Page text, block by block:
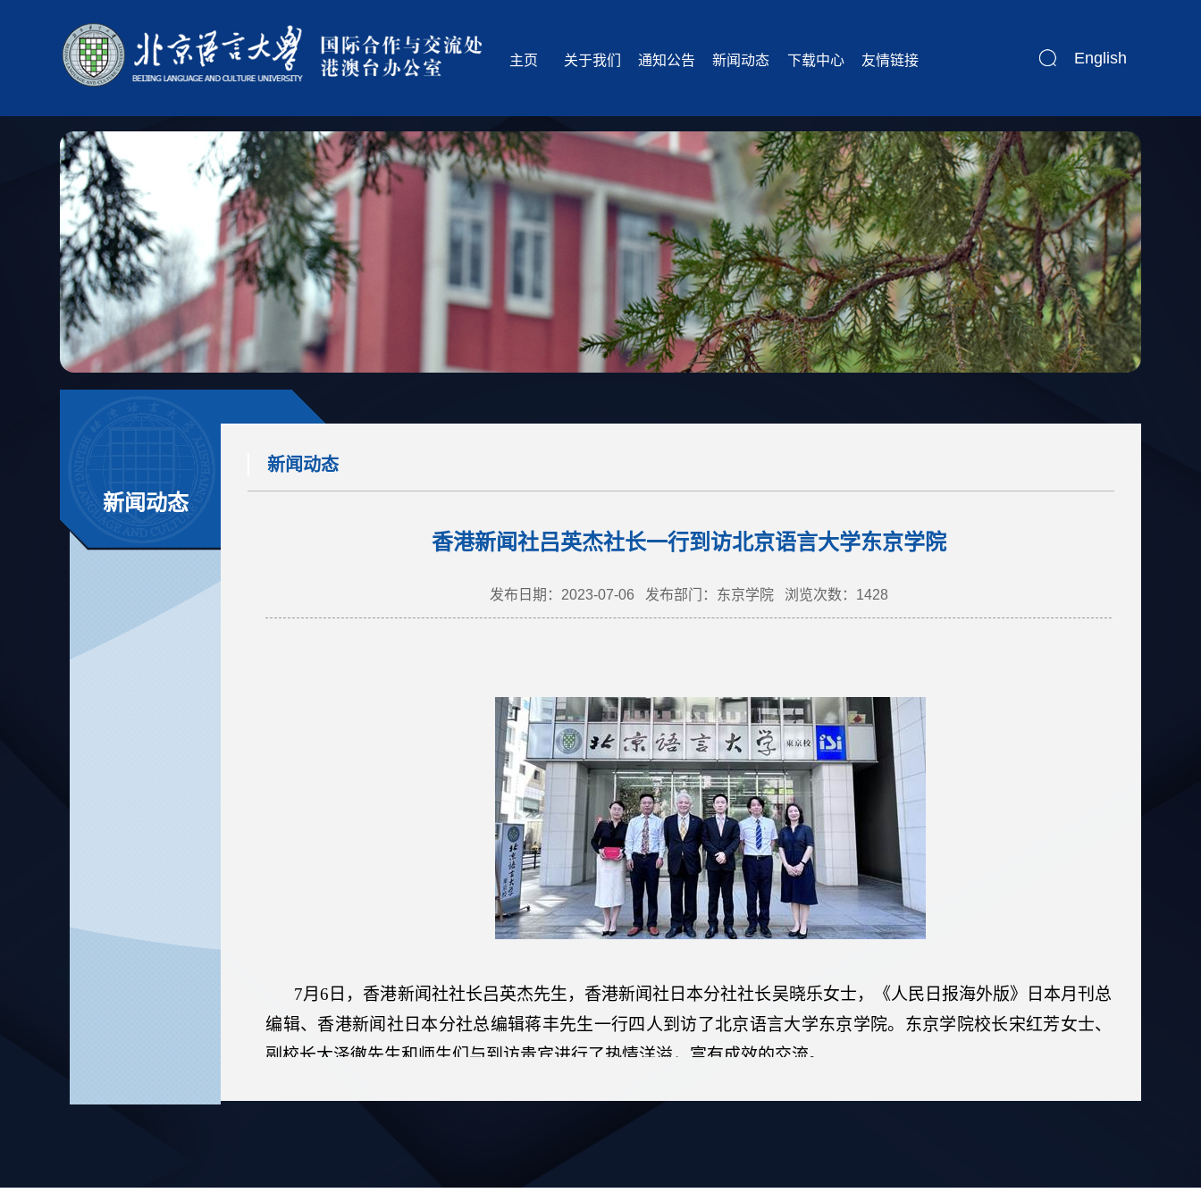
主页 关于我们 通知公告 新闻动态 下载中心 友情链接 English
新闻动态
新闻动态
香港新闻社吕英杰社长一行到访北京语言大学东京学院
发布日期：2023-07-06 发布部门：东京学院 浏览次数： 1428
7月6 日，香港新闻社社长吕英杰先生，香港新闻社日本分社社长吴晓乐女士，《人民日报海外版》日本月刊总
编辑、香港新闻社日本分社总编辑蒋丰先生一行四人到访了北京语言大学东京学院。东京学院校长宋红芳女士、
副校长大泽徹先生和师生们与到访贵宾进行了热情洋溢，富有成效的交流。